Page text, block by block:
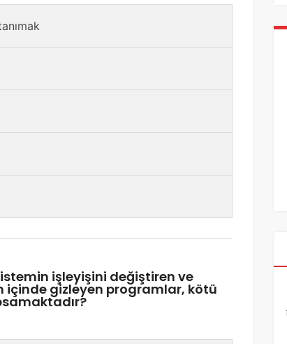
işleyişini değiştiren ve
içinde gizleyen programlar, kötü